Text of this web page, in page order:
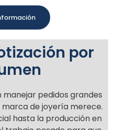
por
manejar pedidos grandes
de joyería merece.
hasta la producción en